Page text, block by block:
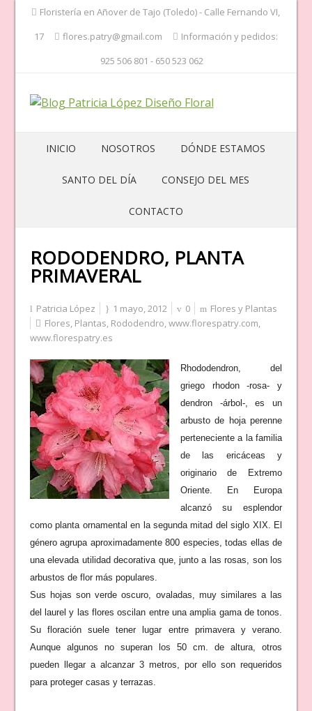
Floristería en Añover de Tajo (Toledo) - Calle Fernando VI,
17
flores.patry@gmail.com
Información y pedidos:
925 506 801 - 650 523 062
INICIO NOSOTROS DÓNDE ESTAMOS
SANTO DEL DÍA CONSEJO DEL MES
CONTACTO
RODODENDRO, PLANTA
PRIMAVERAL
Patricia López 1 mayo, 2012 0
Flores y Plantas
Flores, Plantas, Rododendro,www.florespatry.com,
www.florespatry.es
Rhododendron, del
griego rhodon -rosa- y
dendron -árbol-, es un
arbusto de hoja perenne
perteneciente a la familia
de las ericáceas y
originario de Extremo
Oriente. En Europa
alcanzó su esplendor
como planta ornamental en la segunda mitad del siglo XIX. El
género agrupa aproximadamente 800 especies, todas ellas de
una elevada utilidad decorativa que, junto a las rosas, son los
arbustos de flor más populares.
Sus hojas son verde oscuro, ovaladas, muy similares a las
del laurel y las flores oscilan entre una amplia gama de tonos.
Su floración suele tener lugar entre primavera y verano.
Aunque algunos no superan los 50 cm. de altura, otros
pueden llegar a alcanzar 3 metros, por ello son requeridos
para proteger casas y terrazas.